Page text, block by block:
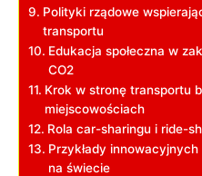
Polityki ⁤rządowe
transportu
Edukacja​ społeczna w
CO2
Krok w⁢ stronę transportu
miejscowościach
Rola car-sharingu i ride-
Przykłady
na świecie